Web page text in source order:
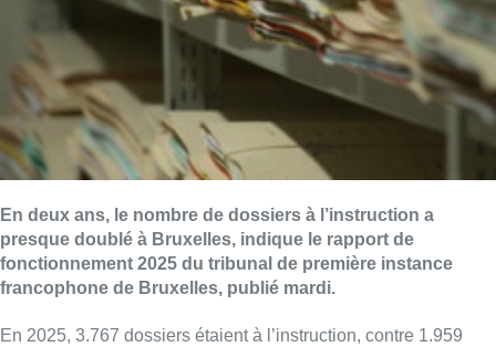
En deux ans, le nombre de dossiers à l’instruction a
presque doublé à Bruxelles, indique le rapport de
fonctionnement 2025 du tribunal de première instance
francophone de Bruxelles, publié mardi.
En 2025, 3.767 dossiers étaient à l’instruction, contre 1.959